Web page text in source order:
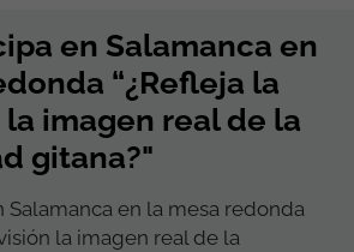
en Salamanca en
“¿Refleja la
imagen real de la
gitana?"
Salamanca en la mesa redonda
la imagen real de la